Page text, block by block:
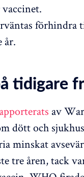
förhindra
år.
tidigare
av
dött och
minskat
tre åren, tack